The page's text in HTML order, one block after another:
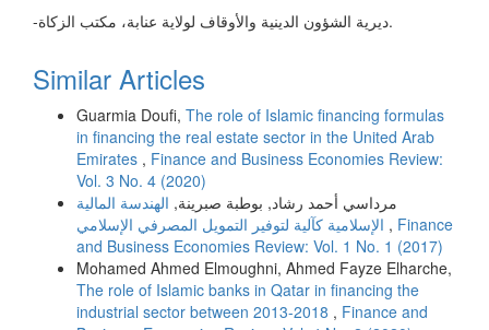
-ديرية الشؤون الدينية والأوقاف لولاية عنابة، مكتب الزكاة.
Similar Articles
Guarmia Doufi, The role of Islamic financing formulas
in financing the real estate sector in the United Arab
Emirates , Finance and Business Economies Review:
Vol. 3 No. 4 (2020)
مرداسي أحمد رشاد, بوطبة صبرينة, الهندسة المالية
, Finance
and Business Economies Review: Vol. 1 No. 1 (2017)
Mohamed Ahmed Elmoughni, Ahmed Fayze Elharche,
The role of Islamic banks in Qatar in financing the
industrial sector between 2013-2018 , Finance and